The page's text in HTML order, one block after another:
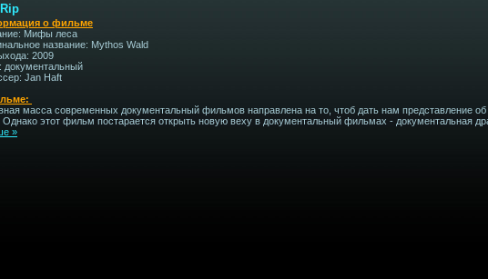
о фильме
Мифы леса
название: Mythos Wald
2009
документальный
Jan Haft
масса современных документальный фильмов направлена на то, чтоб дать нам представление
этот фильм постарается открыть новую веху в документальный фильмах - документальная
»